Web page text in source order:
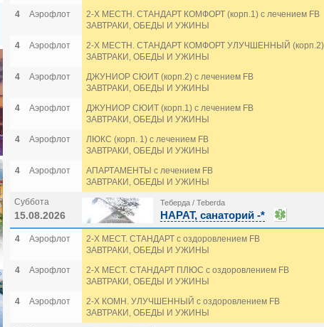
4 Аэрофлот
2-Х МЕСТН. СТАНДАРТ КОМФОРТ (корп.1) с лечением FB
ЗАВТРАКИ, ОБЕДЫ И УЖИНЫ
4 Аэрофлот
2-Х МЕСТН. СТАНДАРТ КОМФОРТ УЛУЧШЕННЫЙ (корп.2)
ЗАВТРАКИ, ОБЕДЫ И УЖИНЫ
4 Аэрофлот
ДЖУНИОР СЮИТ (корп.2) с лечением FB
ЗАВТРАКИ, ОБЕДЫ И УЖИНЫ
4 Аэрофлот
ДЖУНИОР СЮИТ (корп.1) с лечением FB
ЗАВТРАКИ, ОБЕДЫ И УЖИНЫ
4 Аэрофлот
ЛЮКС (корп. 1) с лечением FB
ЗАВТРАКИ, ОБЕДЫ И УЖИНЫ
4 Аэрофлот
АПАРТАМЕНТЫ с лечением FB
ЗАВТРАКИ, ОБЕДЫ И УЖИНЫ
Суббота
15.08.2026
Теберда / Teberda
НАРАТ, санаторий -*
4 Аэрофлот
2-Х МЕСТ. СТАНДАРТ с оздоровлением FB
ЗАВТРАКИ, ОБЕДЫ И УЖИНЫ
4 Аэрофлот
2-Х МЕСТ. СТАНДАРТ ПЛЮС с оздоровлением FB
ЗАВТРАКИ, ОБЕДЫ И УЖИНЫ
4 Аэрофлот
2-Х КОМН. УЛУЧШЕННЫЙ с оздоровлением FB
ЗАВТРАКИ, ОБЕДЫ И УЖИНЫ